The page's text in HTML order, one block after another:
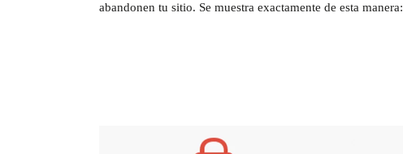
abandonen tu sitio. Se muestra exactamente de esta manera: